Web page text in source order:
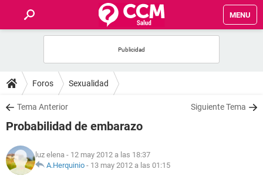
MENU
FOROS
SALUD
NUTRICIÓN
Foros Sexualidad
Tema Anterior Siguiente Tema
Probabilidad de embarazo
luz elena - 12 may 2012 a las 18:37
A.Herquinio - 13 may 2012 a las 01:15